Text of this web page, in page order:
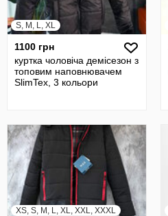
S, M, L, XL
1100 грн
куртка чоловіча демісезон з
топовим наповнювачем
SlimTex, 3 кольори
XS, S, M, L, XL, XXL, XXXL